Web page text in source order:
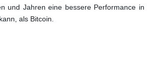
und Jahren eine bessere Performance in
als Bitcoin.